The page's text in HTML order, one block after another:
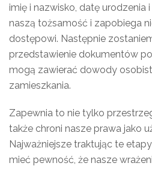
imię i nazwisko, datę urodzenia
naszą tożsamość i zapobiega
dostępowi. Następnie
przedstawienie dokumentów
mogą zawierać dowody
zamieszkania.
Zapewnia to nie tylko
także chroni nasze prawa jako
Najważniejsze traktując te
mieć pewność, że nasze